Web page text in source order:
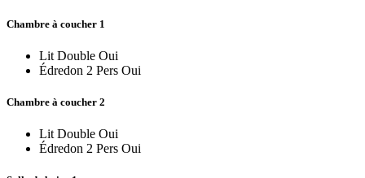
Chambre à coucher 1
Lit Double Oui
Édredon 2 Pers Oui
Chambre à coucher 2
Lit Double Oui
Édredon 2 Pers Oui